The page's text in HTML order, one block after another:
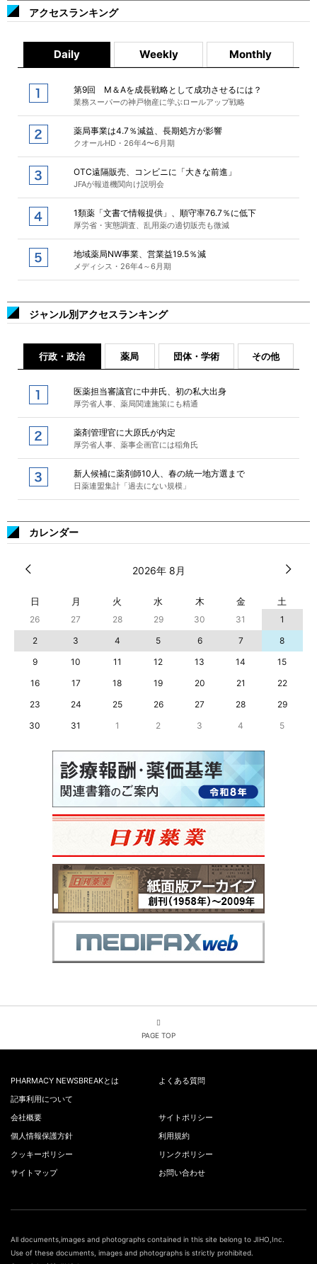
アクセスランキング
Daily Weekly Monthly
第9回 M＆Aを成長戦略として成功させるには？
業務スーパーの神戸物産に学ぶロールアップ戦略
薬局事業は4.7％減益、長期処方が影響
クオールHD・26年4〜6月期
OTC遠隔販売、コンビニに「大きな前進」
JFAが報道機関向け説明会
1類薬「文書で情報提供」、順守率76.7％に低下
厚労省・実態調査、乱用薬の適切販売も微減
地域薬局NW事業、営業益19.5％減
メディシス・26年4～6月期
ジャンル別アクセスランキング
行政・政治 薬局 団体・学術 その他
医薬担当審議官に中井氏、初の私大出身
厚労省人事、薬局関連施策にも精通
薬剤管理官に大原氏が内定
厚労省人事、薬事企画官には稲角氏
新人候補に薬剤師10人、春の統一地方選まで
日薬連盟集計「過去にない規模」
カレンダー
2026年 8月
日 月 火 水 木 金 土
26 27 28 29 30 31
1
2
3 4 5 6 7
8
9
10 11 12 13 14
15
16
17 18 19 20 21
22
23
24 25 26 27 28
29
30
31 1 2 3 4 5
PAGE TOP
PHARMACY NEWSBREAKとは
よくある質問
記事利用について
会社概要
サイトポリシー
個人情報保護方針
利用規約
クッキーポリシー
リンクポリシー
サイトマップ
お問い合わせ
All documents,images and photographs contained in this site belong to JIHO,Inc.
Use of these documents, images and photographs is strictly prohibited.